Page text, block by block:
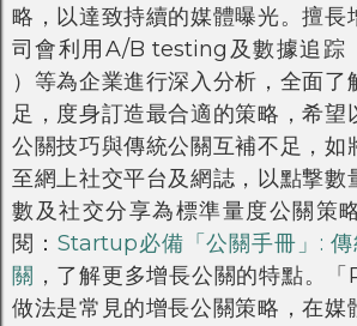
略，以達致持續的媒體曝光。擅長
司會利用A/B testing及數據追踪
）等為企業進行深入分析，全面了
足，度身訂造最合適的策略，希望
公關技巧與傳統公關互補不足，如
至網上社交平台及網誌，以點撃數
數及社交分享為標準量度公關策
閱： Startup必備「公關手冊」:
關 ，了解更多增長公關的特點。
做法是常見的增長公關策略，在媒